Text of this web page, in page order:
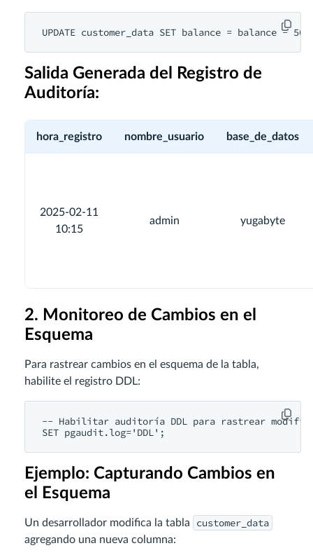
UPDATE customer_data SET balance = balance -
Salida Generada del Registro de
Auditoría:
hora_registro nombre_usuario base_de_datos
2025-02-11
10:15
admin yugabyte
2. Monitoreo de Cambios en el
Esquema
Para rastrear cambios en el esquema de la tabla,
habilite el registro DDL:
-- Habilitar auditoría DDL para rastrear
SET pgaudit.log='DDL';
Ejemplo: Capturando Cambios en
el Esquema
Un desarrollador modifica la tabla customer_data
agregando una nueva columna: